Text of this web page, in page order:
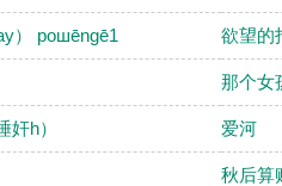
） poшēngē1 欲望的
那个女
h） 爱河
秋后算